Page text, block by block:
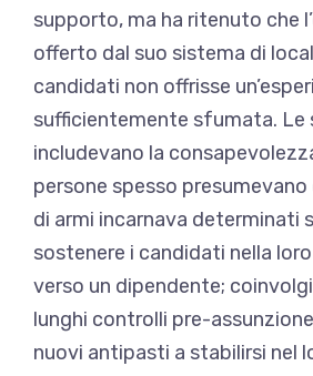
supporto, ma ha ritenuto che
offerto dal suo sistema di
candidati non offrisse
sufficientemente sfumata. Le
includevano la
persone spesso
di armi incarnava determinati
sostenere i candidati nella
verso un dipendente;
lunghi controlli pre-
nuovi antipasti a stabilirsi nel